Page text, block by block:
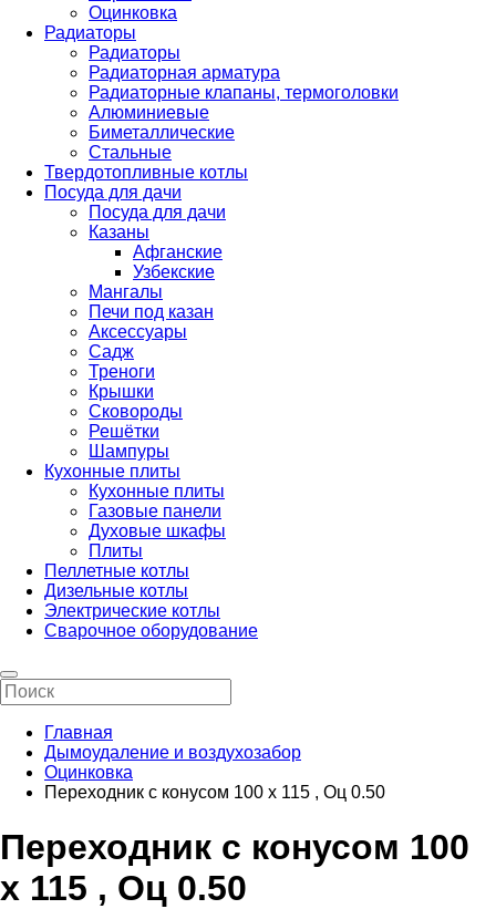
Оцинковка
Радиаторы
Радиаторы
Радиаторная арматура
Радиаторные клапаны, термоголовки
Алюминиевые
Биметаллические
Стальные
Твердотопливные котлы
Посуда для дачи
Посуда для дачи
Казаны
Афганские
Узбекские
Мангалы
Печи под казан
Аксессуары
Садж
Треноги
Крышки
Сковороды
Решётки
Шампуры
Кухонные плиты
Кухонные плиты
Газовые панели
Духовые шкафы
Плиты
Пеллетные котлы
Дизельные котлы
Электрические котлы
Сварочное оборудование
Главная
Дымоудаление и воздухозабор
Оцинковка
Переходник с конусом 100 х 115 , Оц 0.50
Переходник с конусом 100
х 115 , Оц 0.50